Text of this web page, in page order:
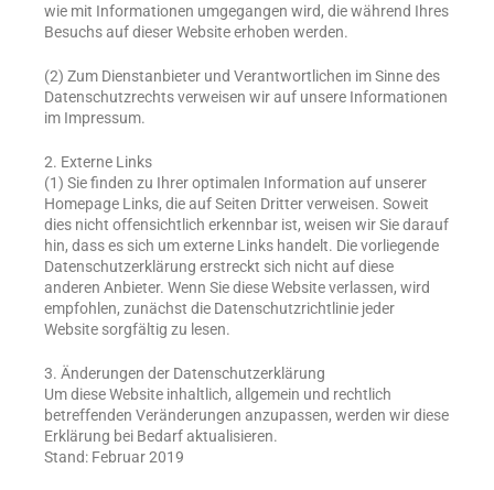
wie mit Informationen umgegangen wird, die während Ihres
Besuchs auf dieser Website erhoben werden.
(2) Zum Dienstanbieter und Verantwortlichen im Sinne des
Datenschutzrechts verweisen wir auf unsere Informationen
im Impressum.
2. Externe Links
(1) Sie finden zu Ihrer optimalen Information auf unserer
Homepage Links, die auf Seiten Dritter verweisen. Soweit
dies nicht offensichtlich erkennbar ist, weisen wir Sie darauf
hin, dass es sich um externe Links handelt. Die vorliegende
Datenschutzerklärung erstreckt sich nicht auf diese
anderen Anbieter. Wenn Sie diese Website verlassen, wird
empfohlen, zunächst die Datenschutzrichtlinie jeder
Website sorgfältig zu lesen.
3. Änderungen der Datenschutzerklärung
Um diese Website inhaltlich, allgemein und rechtlich
betreffenden Veränderungen anzupassen, werden wir diese
Erklärung bei Bedarf aktualisieren.
Stand: Februar 2019